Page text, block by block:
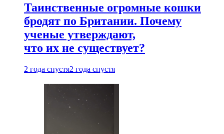
Таинственные огромные кошки
бродят по Британии. Почему
ученые утверждают,
что их не существует?
2 года спустя2 года спустя